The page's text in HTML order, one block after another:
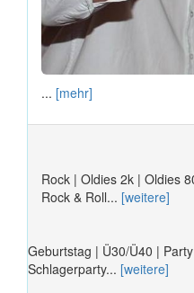
... [mehr]
Rock | Oldies 2k | Oldies
Rock & Roll... [weitere]
Geburtstag | Ü30/Ü40 |
Schlagerparty... [weitere]